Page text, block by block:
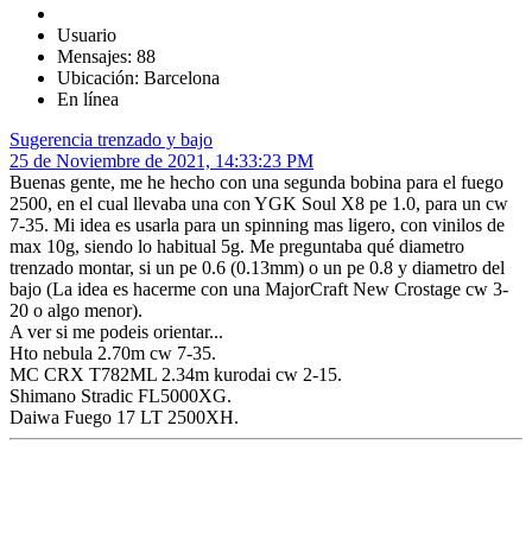
Usuario
Mensajes: 88
Ubicación: Barcelona
En línea
Sugerencia trenzado y bajo
25 de Noviembre de 2021, 14:33:23 PM
Buenas gente, me he hecho con una segunda bobina para el fuego
2500, en el cual llevaba una con YGK Soul X8 pe 1.0, para un cw
7-35. Mi idea es usarla para un spinning mas ligero, con vinilos de
max 10g, siendo lo habitual 5g. Me preguntaba qué diametro
trenzado montar, si un pe 0.6 (0.13mm) o un pe 0.8 y diametro del
bajo (La idea es hacerme con una MajorCraft New Crostage cw 3-
20 o algo menor).
A ver si me podeis orientar...
Hto nebula 2.70m cw 7-35.
MC CRX T782ML 2.34m kurodai cw 2-15.
Shimano Stradic FL5000XG.
Daiwa Fuego 17 LT 2500XH.